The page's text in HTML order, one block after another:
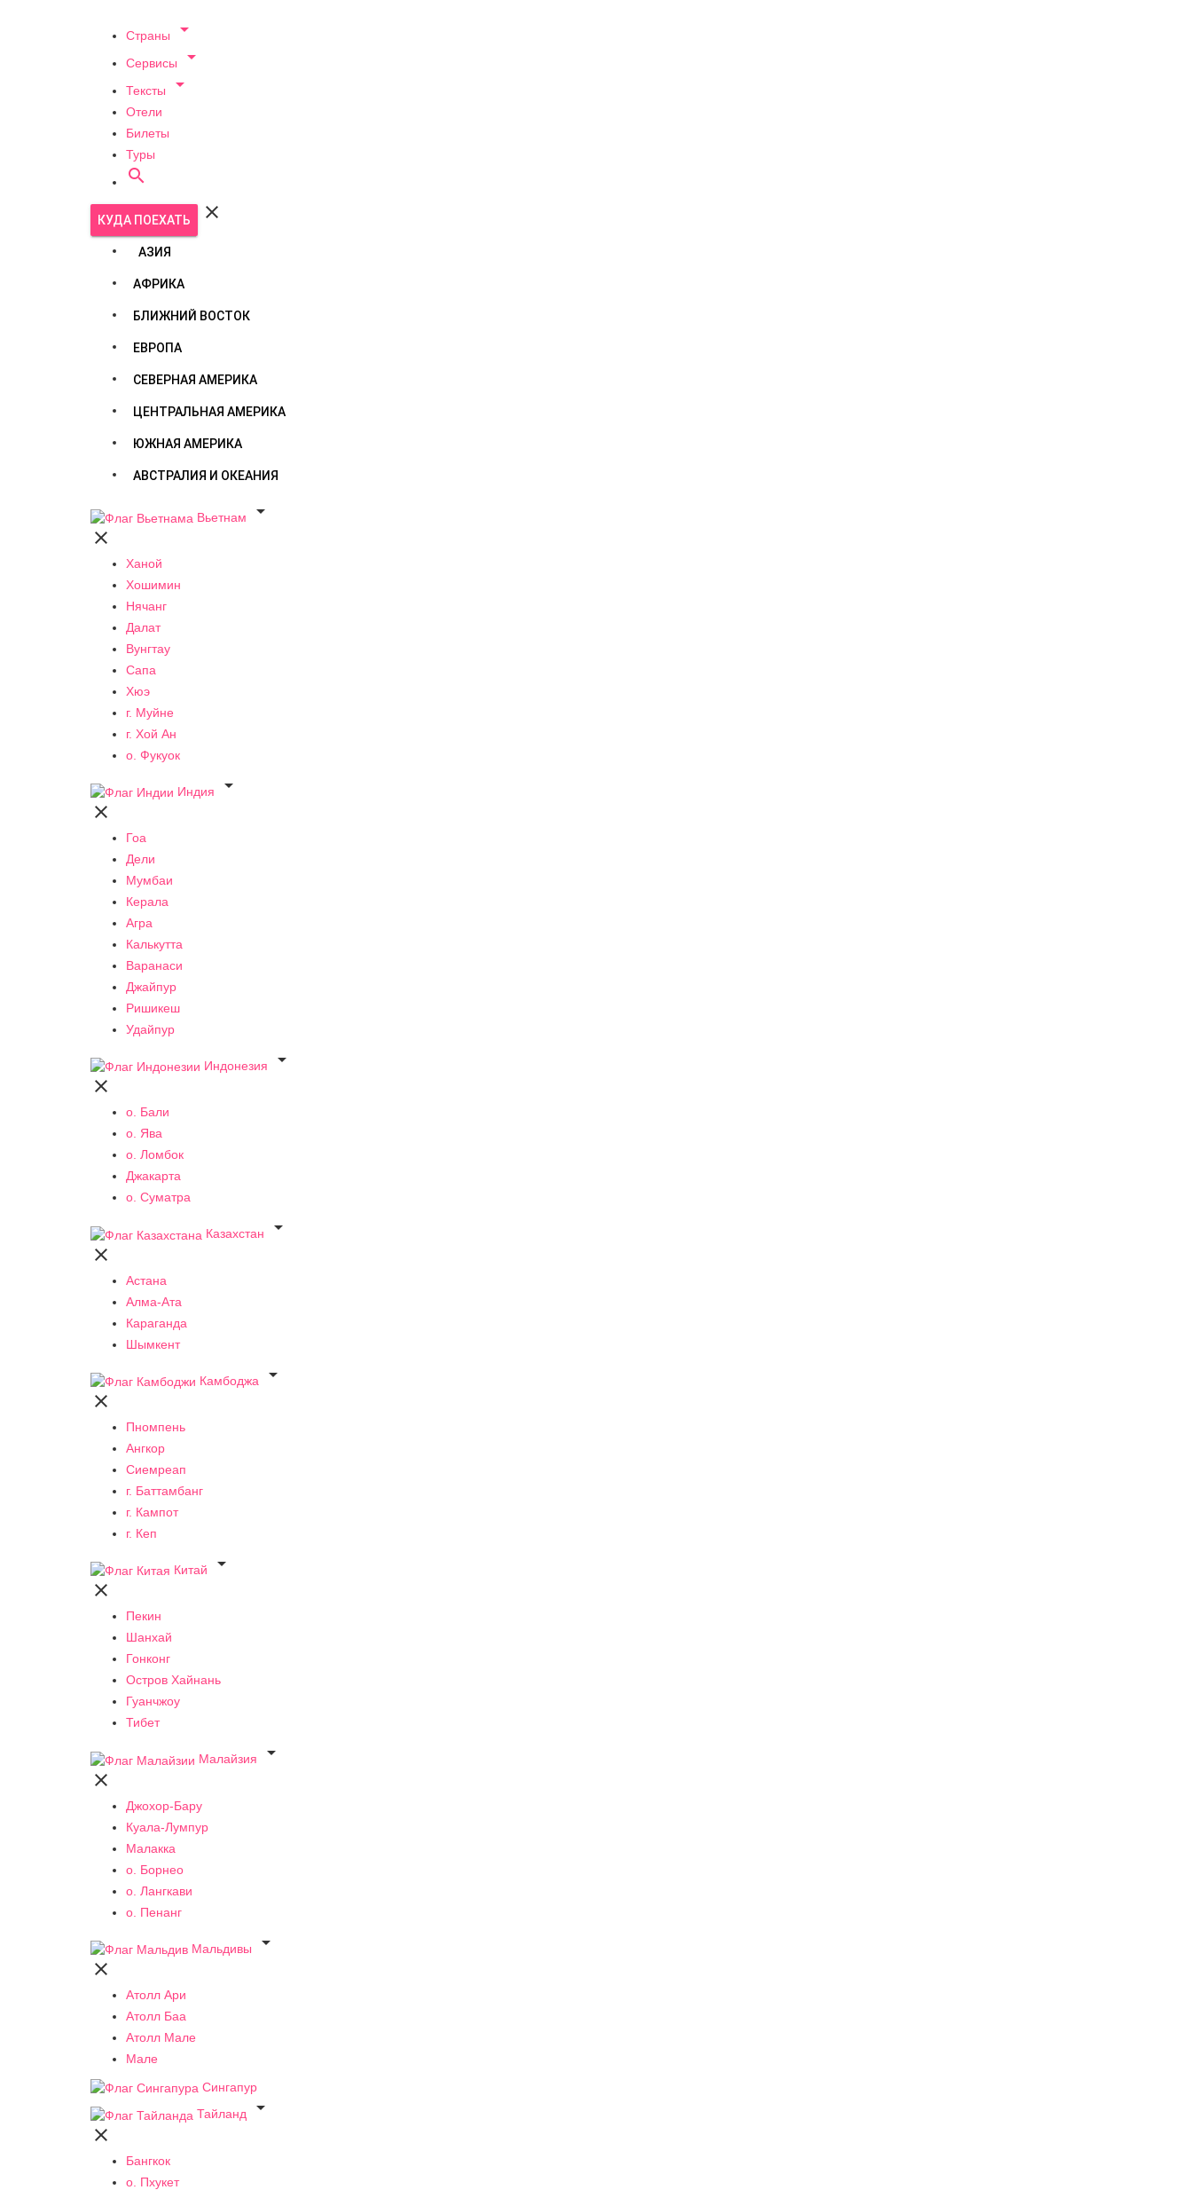
Страны 
Сервисы 
Тексты 
Отели
Билеты
Туры

КУДА ПОЕХАТЬ 
АЗИЯ
АФРИКА
БЛИЖНИЙ ВОСТОК
ЕВРОПА
СЕВЕРНАЯ АМЕРИКА
ЦЕНТРАЛЬНАЯ АМЕРИКА
ЮЖНАЯ АМЕРИКА
АВСТРАЛИЯ И ОКЕАНИЯ
Вьетнам


Ханой
Хошимин
Нячанг
Далат
Вунгтау
Сапа
Хюэ
г. Муйне
г. Хой Ан
о. Фукуок
Индия


Гоа
Дели
Мумбаи
Керала
Агра
Калькутта
Варанаси
Джайпур
Ришикеш
Удайпур
Индонезия


о. Бали
о. Ява
о. Ломбок
Джакарта
о. Суматра
Казахстан


Астана
Алма-Ата
Караганда
Шымкент
Камбоджа


Пномпень
Ангкор
Сиемреап
г. Баттамбанг
г. Кампот
г. Кеп
Китай


Пекин
Шанхай
Гонконг
Остров Хайнань
Гуанчжоу
Тибет
Малайзия


Джохор-Бару
Куала-Лумпур
Малакка
о. Борнео
о. Лангкави
о. Пенанг
Мальдивы


Атолл Ари
Атолл Баа
Атолл Мале
Мале
Сингапур
Тайланд


Бангкок
о. Пхукет